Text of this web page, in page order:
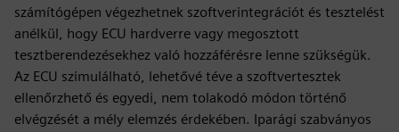
számítógépen végezhetnek szoftverintegrációt és tesztelést
anélkül, hogy ECU hardverre vagy megosztott
tesztberendezésekhez való hozzáférésre lenne szükségük.
Az ECU szimulálható, lehetővé téve a szoftvertesztek
ellenőrzhető és egyedi, nem tolakodó módon történő
elvégzését a mély elemzés érdekében. Iparági szabványos